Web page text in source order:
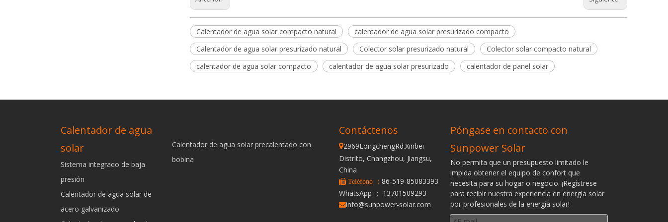
Calentador de agua solar compacto natural
calentador de agua solar presurizado compacto
Calentador de agua solar presurizado natural
Colector solar presurizado natural
Colector solar compacto natural
calentador de agua solar compacto
calentador de agua solar presurizado calentador de panel solar
Calentador de agua
solar
Sistema integrado de baja
presión
Calentador de agua solar de
acero galvanizado
Calentador de agua solar precalentado con
bobina
Contáctenos
2969LongchengRd.Xinbei
Distrito, Changzhou, Jiangsu,
China
 Teléfono ： 86-519-85083393
WhatsApp ： 13701509293
info@sunpower-solar.com
Póngase en contacto con
Sunpower Solar
No permita que un presupuesto limitado le
impida obtener el equipo de confort que
necesita para su hogar o negocio. ¡Regístrese
para recibir nuestra experiencia en energía solar
por profesionales de la energía solar!